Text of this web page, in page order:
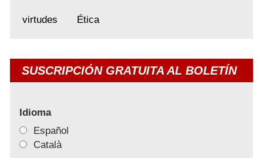
virtudes Ética
SUSCRIPCIÓN GRATUITA AL BOLETÍN
Idioma
Español
Català